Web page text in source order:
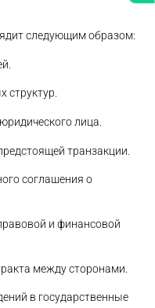
следующим образом:
структур.
лица.
транзакции.
соглашения о
и финансовой
между сторонами.
в государственные